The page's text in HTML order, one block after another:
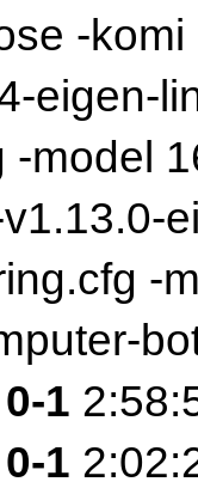
-
eigen-
-model
-
0-1
0-1